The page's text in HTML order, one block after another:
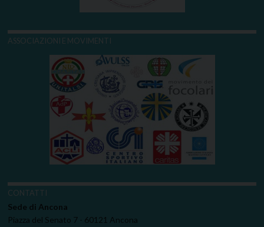
ASSOCIAZIONI E MOVIMENTI
CONTATTI
Sede di Ancona
Piazza del Senato 7 - 60121 Ancona